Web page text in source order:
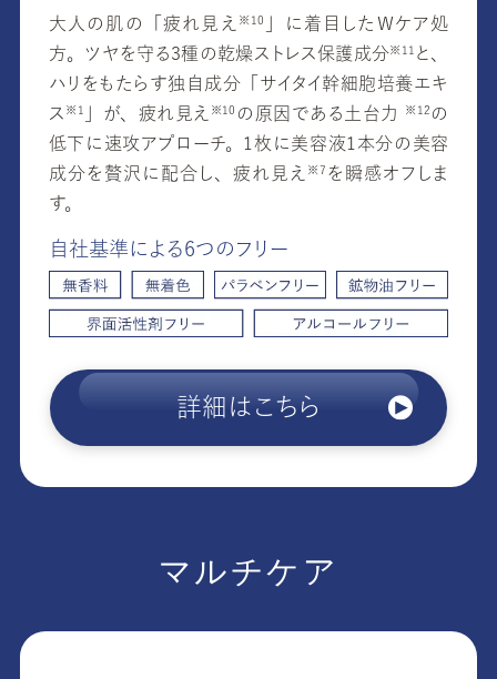
大人の肌の「疲れ見 え ※10
」に着目したWケア処
方。ツヤを守る3種の乾燥ストレス保護成分※11 と、
ハリをもたらす独自成分「サイタイ幹細胞培養エキ
ス ※1 」が、疲れ見 え ※10 の原因である土台力 ※12 の
低下に速攻アプローチ。1枚に美容液1本分の美容
成分を贅沢に配合し、疲れ見 え ※7 を瞬感オフしま
す。
自社基準による6つのフリー
詳細はこちら
マルチケア